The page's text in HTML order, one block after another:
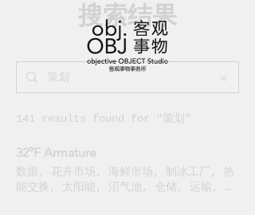
​搜索结果
141 results found for "策划"
32°F Armature
数据, 花卉市场, 海鲜市场, 制冰工厂, 热
能交换, 太阳能, 沼气池, 仓储, 运输, 污